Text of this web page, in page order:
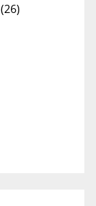
(26)